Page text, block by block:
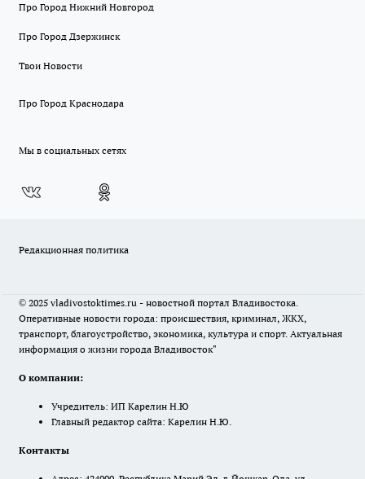
Про Город Нижний Новгород
Про Город Дзержинск
Твои Новости
Про Город Краснодара
Мы в социальных сетях
Редакционная политика
© 2025 vladivostoktimes.ru - новостной портал Владивостока.
Оперативные новости города: происшествия, криминал, ЖКХ,
транспорт, благоустройство, экономика, культура и спорт. Актуальная
информация о жизни города Владивосток"
О компании:
Учредитель: ИП Карелин Н.Ю
Главный редактор сайта: Карелин Н.Ю.
Контакты